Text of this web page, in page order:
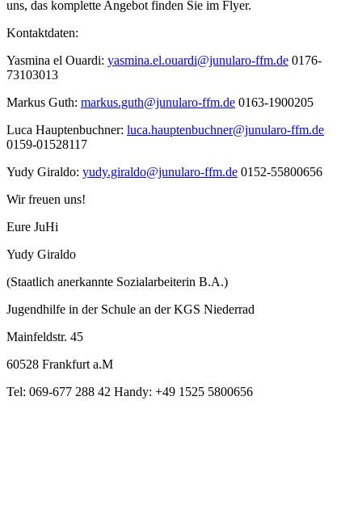
uns, das komplette Angebot finden Sie im Flyer.
Kontaktdaten:
Yasmina el Ouardi: yasmina.el.ouardi@junularo-ffm.de 0176-
73103013
Markus Guth: markus.guth@junularo-ffm.de 0163-1900205
Luca Hauptenbuchner: luca.hauptenbuchner@junularo-ffm.de
0159-01528117
Yudy Giraldo: yudy.giraldo@junularo-ffm.de 0152-55800656
Wir freuen uns!
Eure JuHi
Yudy Giraldo
(Staatlich anerkannte Sozialarbeiterin B.A.)
Jugendhilfe in der Schule an der KGS Niederrad
Mainfeldstr. 45
60528 Frankfurt a.M
Tel: 069-677 288 42 Handy: +49 1525 5800656